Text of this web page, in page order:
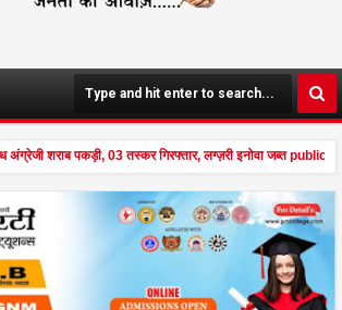
शराब पकड़ी, 03 तस्कर गिरफ्तार, लग्ज़री इनोवा जब्त
का मिला रक्तरंजित शव, पत्नी गंभीर घायल में मेडिकल रेफर